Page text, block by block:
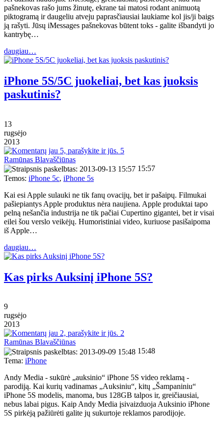
pašnekovas rašo jums žinutę, ekrane tai matosi rodant animuotą
piktogramą ir daugeliu atveju paprasčiausiai laukiame kol jis/ji baigs
ją rašyti. Jūsų iMessages pašnekovas būtent toks - galite išbandyti jo
kantrybę…
daugiau…
iPhone 5S/5C juokeliai, bet kas juoksis
paskutinis?
13
rugsėjo
2013
5
Ramūnas Blavaščiūnas
15:57
Temos: iPhone 5c, iPhone 5s
Kai esi Apple sulauki ne tik fanų ovacijų, bet ir pašaipų. Filmukai
pašiepiantys Apple produktus nėra naujiena. Apple produktai tapo
pelną nešančia industrija ne tik pačiai Cupertino gigantei, bet ir visai
eilei šou verslo veikėjų. Humoristiniai video, kuriuose pasišaipoma
iš Apple…
daugiau…
Kas pirks Auksinį iPhone 5S?
9
rugsėjo
2013
2
Ramūnas Blavaščiūnas
15:48
Tema: iPhone
Andy Media - sukūrė „auksinio“ iPhone 5S video reklamą -
parodiją. Kai kurių vadinamas „Auksiniu“, kitų „Šampaniniu“
iPhone 5S modelis, manoma, bus 128GB talpos ir, greičiausiai,
nebus labai pigus. Kaip Andy Media įsivaizduoja Auksinio iPhone
5S pirkėją pažiūrėti galite jų sukurtoje reklamos parodijoje.